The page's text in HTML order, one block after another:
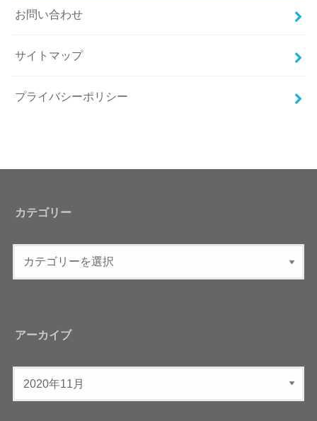
お問い合わせ
サイトマップ
プライバシーポリシー
カテゴリー
アーカイブ